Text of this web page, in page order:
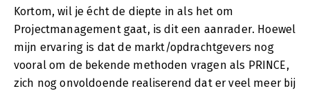
Kortom, wil je écht de diepte in als het om
Projectmanagement gaat, is dit een aanrader. Hoewel
mijn ervaring is dat de markt/opdrachtgevers nog
vooral om de bekende methoden vragen als PRINCE,
zich nog onvoldoende realiserend dat er veel meer bij